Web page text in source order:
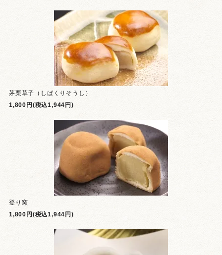
茅栗草子（しばくりそうし）
1,800円(税込1,944円)
登り窯
1,800円(税込1,944円)